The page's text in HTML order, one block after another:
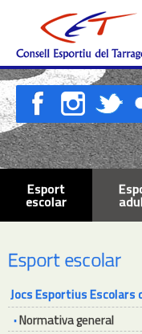
Esport
escolar
Esport escolar
Jocs Esportius Escolars
·Normativa general